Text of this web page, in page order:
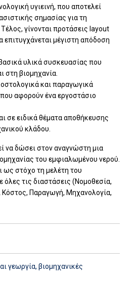
υγιεινή, που αποτελεί
σημασίας για τη
γίνονται προτάσεις layout
μέγιστη απόδοση
υλικά συσκευασίας που
στη βιομηχανία.
και παραγωγικά
αφορούν ένα εργοστάσιο
σε ειδικά θέματα αποθήκευσης
κλάδου.
να δώσει στον αναγνώστη μια
του εμφιαλωμένου νερού.
ως στόχο τη μελέτη του
τις διαστάσεις (Νομοθεσία,
Κόστος, Παραγωγή, Μηχανολογία,
γεωργία, βιομηχανικές